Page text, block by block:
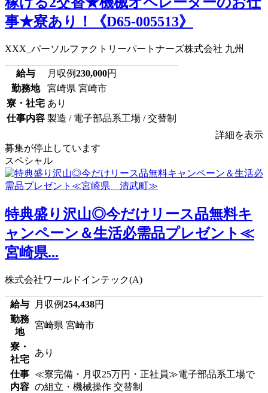
事★寮あり！《D65-005513》
XXX_パーソルファクトリーパートナーズ株式会社 九州
給与 月収例230,000円
勤務地
宮崎県 宮崎市
寮・社宅 あり
仕事内容 製造 / 電子部品系工場 / 交替制
詳細を表示
募集が停止しています
スペシャル
特典盛り沢山◎今だけリース品無料キ
ャンペーン＆生活必需品プレゼント≪
宮崎県...
株式会社ワールドインテック(A)
給与 月収例254,438円
勤務
地
宮崎県 宮崎市
寮・
社宅
あり
仕事
内容
≪寮完備・月収25万円・正社員≫電子部品系工場で
の組立・機械操作 交替制